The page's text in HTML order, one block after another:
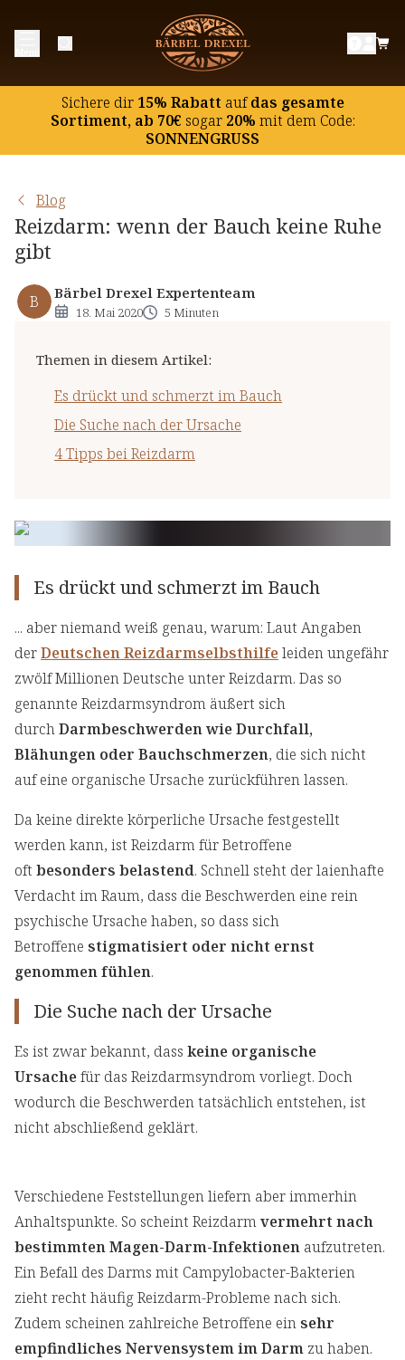
Sichere dir15% Rabatt aufdas gesamte
Sortiment, ab 70€ sogar20% mit dem Code:
SONNENGRUSS
Blog
Reizdarm: wenn der Bauch keine Ruhe
gibt
B Bärbel Drexel Expertenteam
18. Mai 2020 5 Minuten
Themen in diesem Artikel:
Es drückt und schmerzt im Bauch
Die Suche nach der Ursache
4 Tipps bei Reizdarm
Es drückt und schmerzt im Bauch
Die Suche nach der Ursache
4 Tipps bei Reizdarm
Es drückt und schmerzt im Bauch
... aber niemand weiß genau, warum: Laut Angaben
derDeutschen Reizdarmselbsthilfeleiden ungefähr
zwölf Millionen Deutsche unter Reizdarm. Das so
genannte Reizdarmsyndrom äußert sich
durchDarmbeschwerden wie Durchfall,
Blähungen oder Bauchschmerzen, die sich nicht
auf eine organische Ursache zurückführen lassen.
Da keine direkte körperliche Ursache festgestellt
werden kann, ist Reizdarm für Betroffene
oft besonders belastend. Schnell steht der laienhafte
Verdacht im Raum, dass die Beschwerden eine rein
psychische Ursache haben, so dass sich
Betroffene stigmatisiert oder nicht ernst
genommen fühlen.
Die Suche nach der Ursache
Es ist zwar bekannt, dass keine organische
Ursachefür das Reizdarmsyndrom vorliegt. Doch
wodurch die Beschwerden tatsächlich entstehen, ist
nicht abschließend geklärt.
Verschiedene Feststellungen liefern aber immerhin
Anhaltspunkte. So scheint Reizdarmvermehrt nach
bestimmten Magen-Darm-Infektionen aufzutreten.
Ein Befall des Darms mit Campylobacter-Bakterien
zieht recht häufig Reizdarm-Probleme nach sich.
Zudem scheinen zahlreiche Betroffene einsehr
empfindliches Nervensystem im Darm zu haben.